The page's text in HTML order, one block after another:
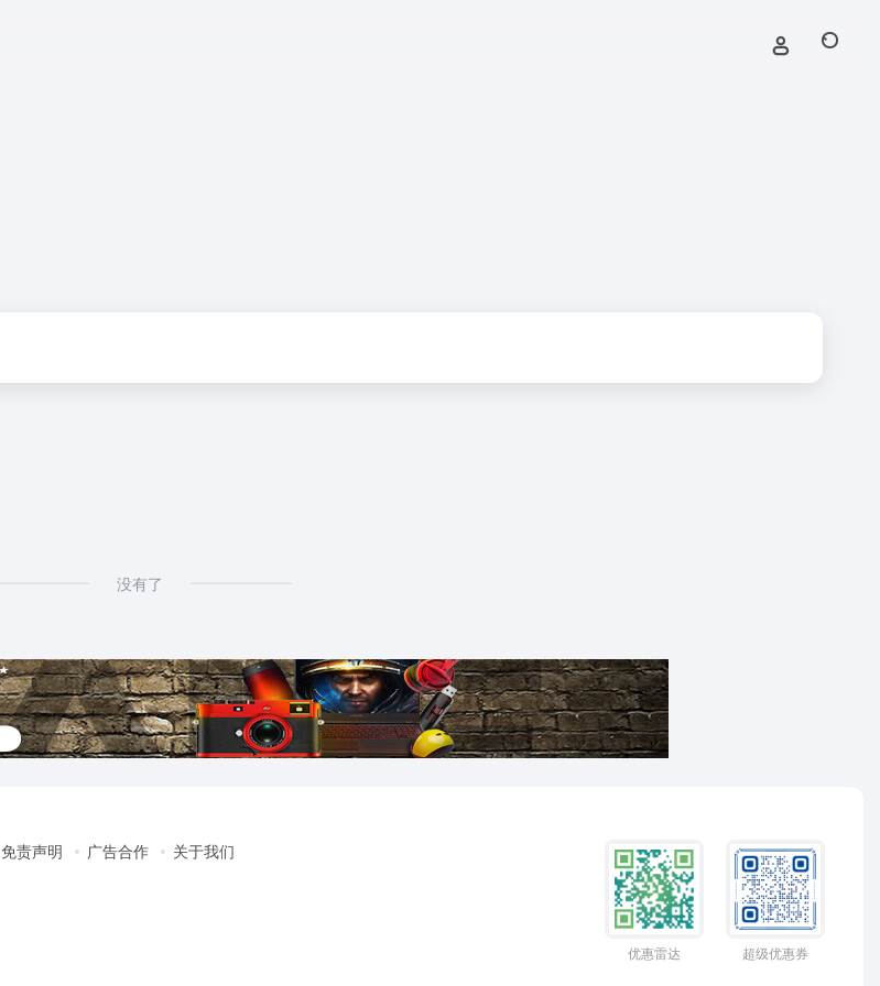
没有了
免责声明 广告合作 关于我们
优惠雷达 超级优惠券